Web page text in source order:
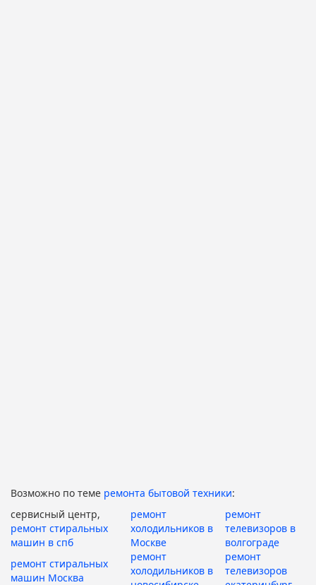
Возможно по теме ремонта бытовой техники:
сервисный центр,
ремонт стиральных
машин в спб
ремонт
холодильников в
Москве
ремонт
телевизоров в
волгограде
ремонт стиральных
машин Москва
ремонт
холодильников в
ремонт
телевизоров